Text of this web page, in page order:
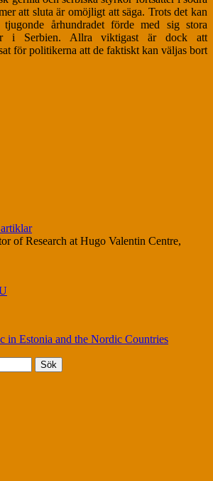
att sluta är omöjligt att säga. Trots det kan
århundradet förde med sig stora
i Serbien. Allra viktigast är dock att
för politikerna att de faktiskt kan väljas bort
of Research at Hugo Valentin Centre,
in Estonia and the Nordic Countries